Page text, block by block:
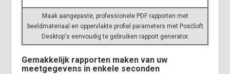
Maak aangepaste, professionele PDF rapporten met
beeldmateriaal en oppervlakte profiel parameters met PosiSoft
Desktop's eenvoudig te gebruiken rapport generator.
Gemakkelijk rapporten maken van uw
meetgegevens in enkele seconden